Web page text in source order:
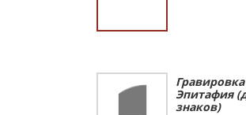
Гравировка
Эпитафия
знаков)